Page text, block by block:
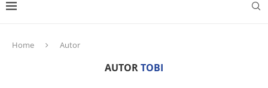
Home Autor
AUTORTOBI